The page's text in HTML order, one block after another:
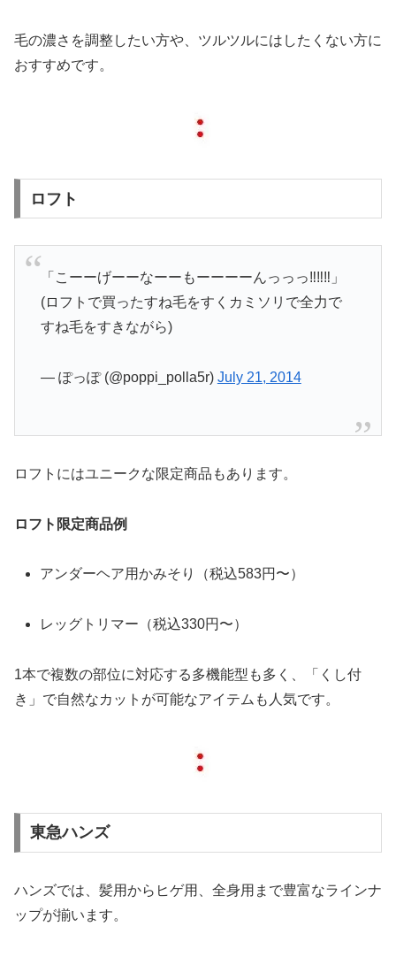
毛の濃さを調整したい方や、ツルツルにはしたくない方に
おすすめです。
ロフト
「こーーげーーなーーもーーーーんっっっ‼︎‼︎‼︎」
(ロフトで買ったすね毛をすくカミソリで全力で
すね毛をすきながら)
— ぽっぽ (@poppi_polla5r) July 21, 2014
ロフトにはユニークな限定商品もあります。
ロフト限定商品例
アンダーヘア用かみそり（税込583円〜）
レッグトリマー（税込330円〜）
1本で複数の部位に対応する多機能型も多く、「くし付
き」で自然なカットが可能なアイテムも人気です。
東急ハンズ
ハンズでは、髪用からヒゲ用、全身用まで豊富なラインナ
ップが揃います。